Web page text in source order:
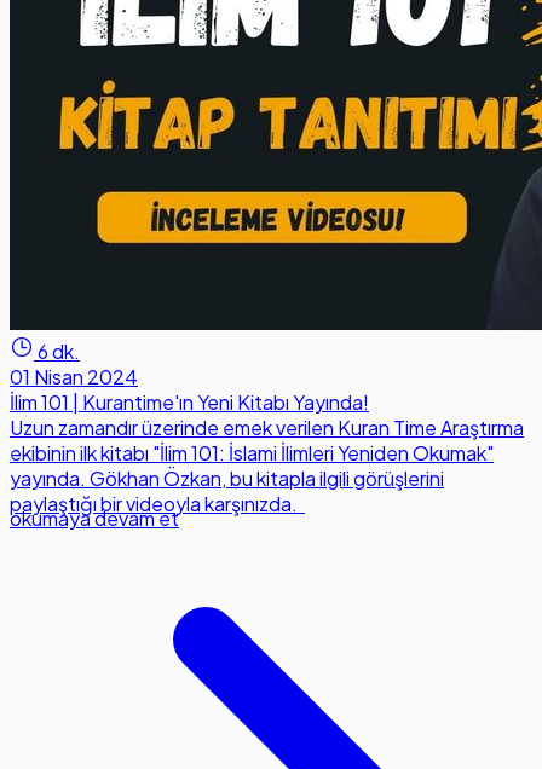
6 dk.
01 Nisan 2024
İlim 101 | Kurantime'ın Yeni Kitabı Yayında!
Uzun zamandır üzerinde emek verilen Kuran Time Araştırma
ekibinin ilk kitabı "İlim 101: İslami İlimleri Yeniden Okumak"
yayında. Gökhan Özkan, bu kitapla ilgili görüşlerini
paylaştığı bir videoyla karşınızda.
okumaya devam et